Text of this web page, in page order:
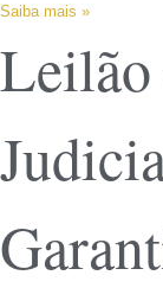
Saiba mais »